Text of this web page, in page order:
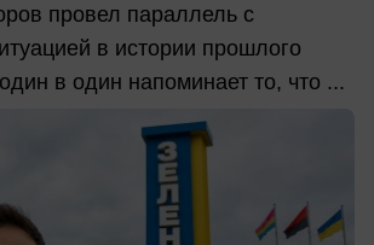
провел параллель с
в истории прошлого
в один напоминает то, что ...